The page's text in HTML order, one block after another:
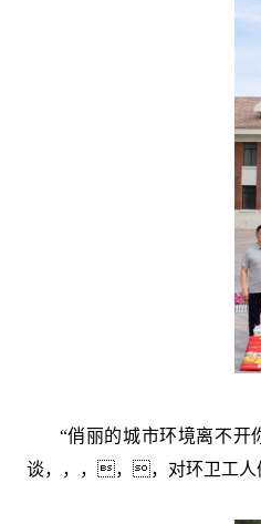
“俏丽的城市环境离不
谈，，，，，对环卫工